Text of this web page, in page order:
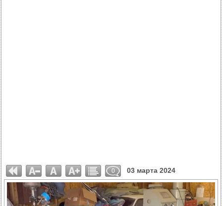
0 03 марта 2024